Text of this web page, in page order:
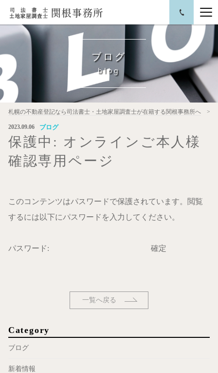
ブログ
blog
札幌の不動産登記なら司法書士・土地家屋調査士が在籍する関根事務所へ
2023.09.06 ブログ
保護中: オンラインご本人様
確認専用ページ
このコンテンツはパスワードで保護されています。閲覧
するには以下にパスワードを入力してください。
パスワード:
一覧へ戻る
Category
ブログ
新着情報